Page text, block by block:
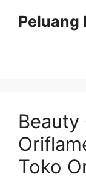
Peluang
Beauty
Toko